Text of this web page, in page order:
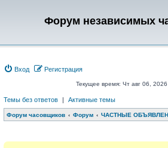
Форум независимых
Вход Регистрация
Текущее время: Чт авг 06,
Темы без ответов | Активные темы
Форум часовщиков Форум ЧАСТНЫЕ